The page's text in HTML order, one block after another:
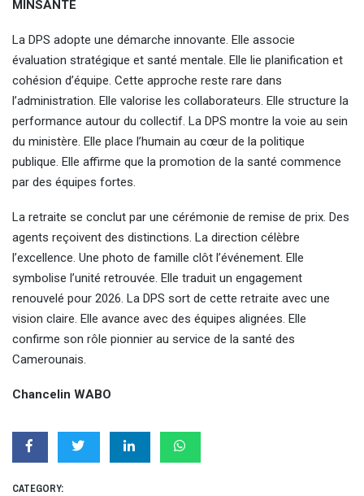
MINSANTE
La DPS adopte une démarche innovante. Elle associe
évaluation stratégique et santé mentale. Elle lie planification et
cohésion d’équipe. Cette approche reste rare dans
l’administration. Elle valorise les collaborateurs. Elle structure la
performance autour du collectif. La DPS montre la voie au sein
du ministère. Elle place l’humain au cœur de la politique
publique. Elle affirme que la promotion de la santé commence
par des équipes fortes.
La retraite se conclut par une cérémonie de remise de prix. Des
agents reçoivent des distinctions. La direction célèbre
l’excellence. Une photo de famille clôt l’événement. Elle
symbolise l’unité retrouvée. Elle traduit un engagement
renouvelé pour 2026. La DPS sort de cette retraite avec une
vision claire. Elle avance avec des équipes alignées. Elle
confirme son rôle pionnier au service de la santé des
Camerounais.
Chancelin WABO
CATEGORY: